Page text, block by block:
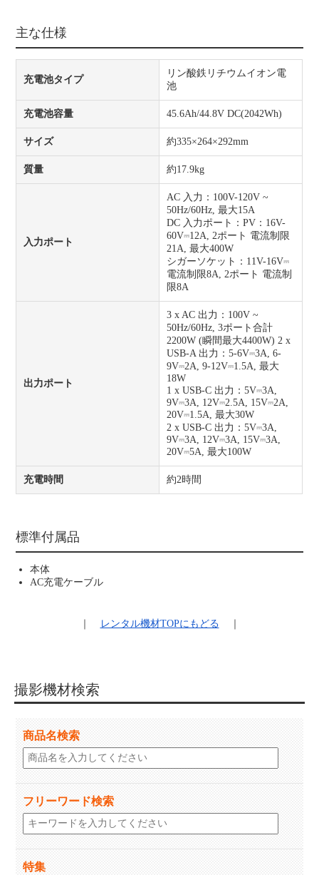
主な仕様
充電池タイプ
リン酸鉄リチウムイオン電
池
充電池容量 45.6Ah/44.8V DC(2042Wh)
サイズ 約335×264×292mm
質量 約17.9kg
入力ポート
AC 入力：100V-120V ~
50Hz/60Hz, 最大15A
DC 入力ポート：PV：16V-
60V⎓12A, 2ポート 電流制限
21A, 最大400W
シガーソケット：11V-16V⎓
電流制限8A, 2ポート 電流制
限8A
出力ポート
3 x AC 出力：100V ~
50Hz/60Hz, 3ポート合計
2200W (瞬間最大4400W) 2 x
USB-A 出力：5-6V⎓3A, 6-
9V⎓2A, 9-12V⎓1.5A, 最大
18W
1 x USB-C 出力：5V⎓3A,
9V⎓3A, 12V⎓2.5A, 15V⎓2A,
20V⎓1.5A, 最大30W
2 x USB-C 出力：5V⎓3A,
9V⎓3A, 12V⎓3A, 15V⎓3A,
20V⎓5A, 最大100W
充電時間 約2時間
標準付属品
本体
AC充電ケーブル
レンタル機材TOPにもどる
撮影機材検索
商品名検索
フリーワード検索
特集